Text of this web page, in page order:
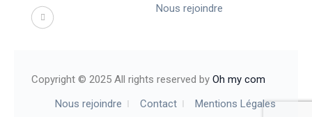
Nous rejoindre
Copyright © 2025 All rights reserved by Oh my com
Nous rejoindre
Contact Mentions Légales